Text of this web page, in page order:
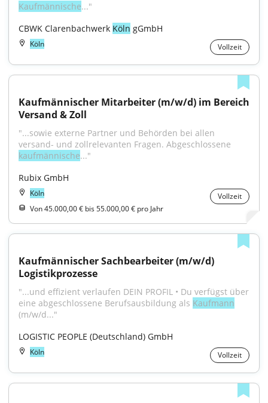
Kaufmännische..."
CBWK Clarenbachwerk Köln gGmbH
Köln Vollzeit
Kaufmännischer Mitarbeiter (m/w/d) im Bereich
Versand & Zoll
"...sowie ex­terne Partner und Behörden bei allen
kaufmännische..."
Rubix GmbH
Köln
Vollzeit
Von 45.000,00 € bis 55.000,00 € pro Jahr
Kaufmännischer Sachbearbeiter (m/w/d)
Logistikprozesse
"...und effizient verlaufen DEIN PROFIL • Du verfügst über
eine abgeschlossene Berufsausbildung als Kaufmann
(m/w/d..."
LOGISTIC PEOPLE (Deutschland) GmbH
Köln Vollzeit